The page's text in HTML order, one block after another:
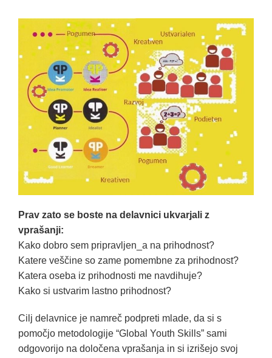
Prav zato se boste na delavnici ukvarjali z
vprašanji:
Kako dobro sem pripravljen_a na prihodnost?
Katere veščine so zame pomembne za prihodnost?
Katera oseba iz prihodnosti me navdihuje?
Kako si ustvarim lastno prihodnost?
Cilj delavnice je namreč podpreti mlade, da si s
pomočjo metodologije “Global Youth Skills” sami
odgovorijo na določena vprašanja in si izrišejo svoj